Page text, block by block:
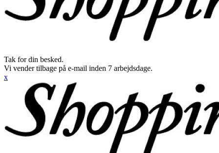
Tak for din besked.
Vi vender tilbage på e-mail inden 7 arbejdsdage.
x